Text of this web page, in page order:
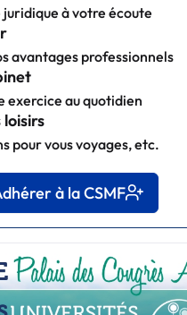
à votre écoute
avantages professionnels
exercice au quotidien
pour vous voyages, etc.
à la CSMF